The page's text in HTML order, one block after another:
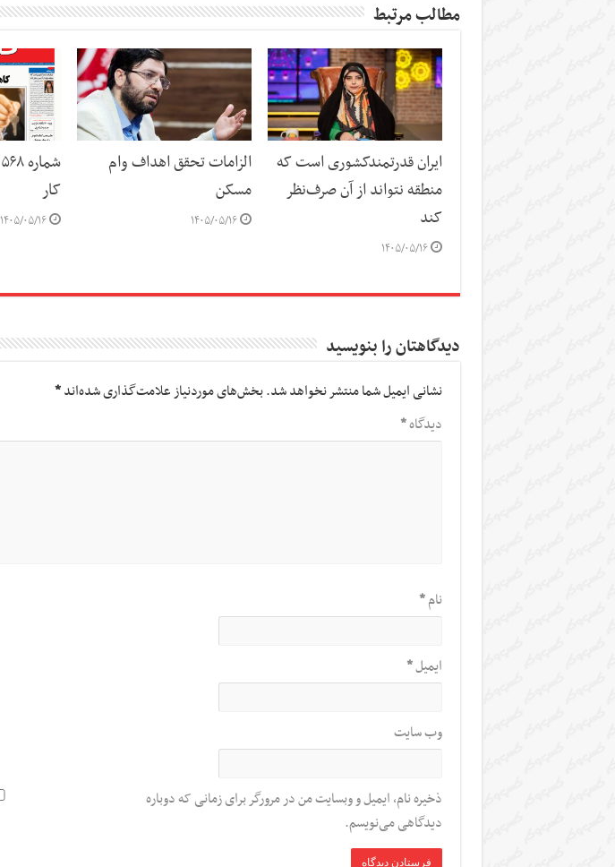
مطالب مرتبط
ایران قدرتمندکشوری است که
منطقه نتواند از آن صرف‌نظر
کند
۱۴۰۵/۰۵/۱۶
الزامات تحقق اهداف وام
مسکن
۱۴۰۵/۰۵/۱۶
کار
۱۴۰۵/۰۵/۱۶
دیدگاهتان را بنویسید
نشانی ایمیل شما منتشر نخواهد شد.بخش‌های موردنیاز علامت‌گذاری شده‌اند*
دیدگاه*
نام*
ایمیل*
وب‌ سایت
ذخیره نام، ایمیل و وبسایت من در مرورگر برای زمانی که دوباره
دیدگاهی می‌نویسم.